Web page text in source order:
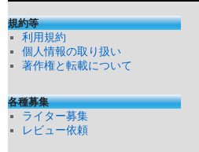
規約等
利用規約
個人情報の取り扱い
著作権と転載について
各種募集
ライター募集
レビュー依頼